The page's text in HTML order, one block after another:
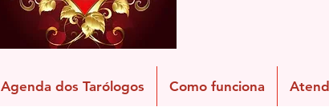
Agenda dos Tarólogos Como funciona